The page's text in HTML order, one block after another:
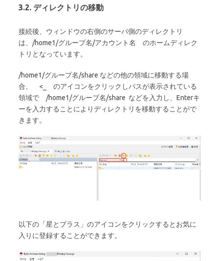
3.2. ディレクトリの移動
接続後、ウィンドウの右側のサーバ側のディレクトリ
は、/home1/グループ名/アカウント名 のホームディレク
トリとなっています。
/home1/グループ名/share などの他の領域に移動する場
合、 <_ のアイコンをクリックしパスが表示されている
領域で /home1/グループ名/share などを入力し、Enterキ
ーを入力することによりディレクトリを移動することがで
きます。
以下の「星とプラス」のアイコンをクリックするとお気に
入りに登録することができます。